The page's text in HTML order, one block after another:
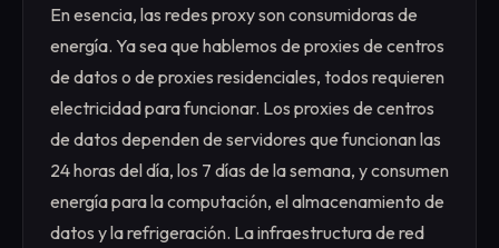
En esencia, las redes proxy son consumidoras de
energía. Ya sea que hablemos de proxies de centros
de datos o de proxies residenciales, todos requieren
electricidad para funcionar. Los proxies de centros
de datos dependen de servidores que funcionan las
24 horas del día, los 7 días de la semana, y consumen
energía para la computación, el almacenamiento de
datos y la refrigeración. La infraestructura de red